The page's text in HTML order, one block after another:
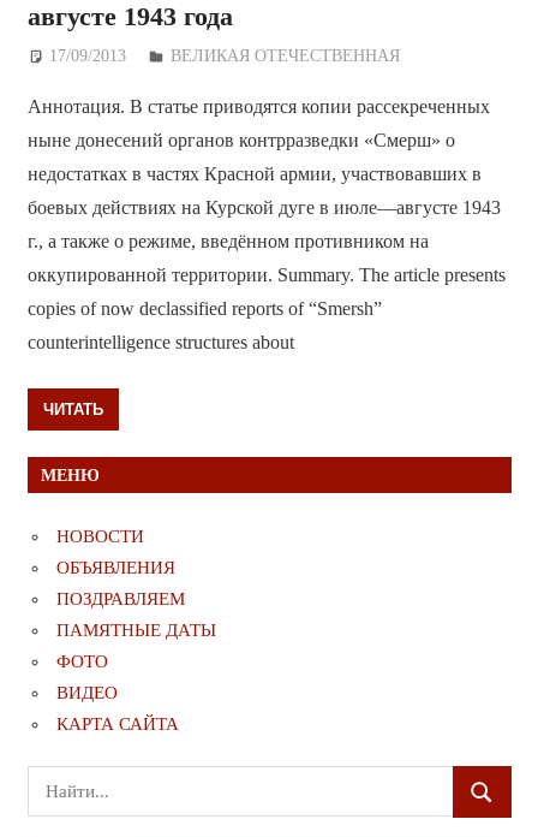
августе 1943 года
17/09/2013 Дежурный по Редакции
ВЕЛИКАЯ ОТЕЧЕСТВЕННАЯ
Аннотация. В статье приводятся копии рассекреченных
ныне донесений органов контрразведки «Смерш» о
недостатках в частях Красной армии, участвовавших в
боевых действиях на Курской дуге в июле—августе 1943
г., а также о режиме, введённом противником на
оккупированной территории. Summary. The article presents
copies of now declassified reports of “Smersh”
counterintelligence structures about
ЧИТАТЬ
МЕНЮ
НОВОСТИ
ОБЪЯВЛЕНИЯ
ПОЗДРАВЛЯЕМ
ПАМЯТНЫЕ ДАТЫ
ФОТО
ВИДЕО
КАРТА САЙТА
Поиск
для:
ПОИСК